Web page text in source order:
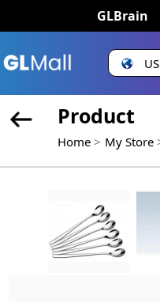
GLBrain
US
Product
Home My Store